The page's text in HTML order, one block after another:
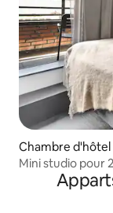
Chambre d'hôtel
Mini studio pour